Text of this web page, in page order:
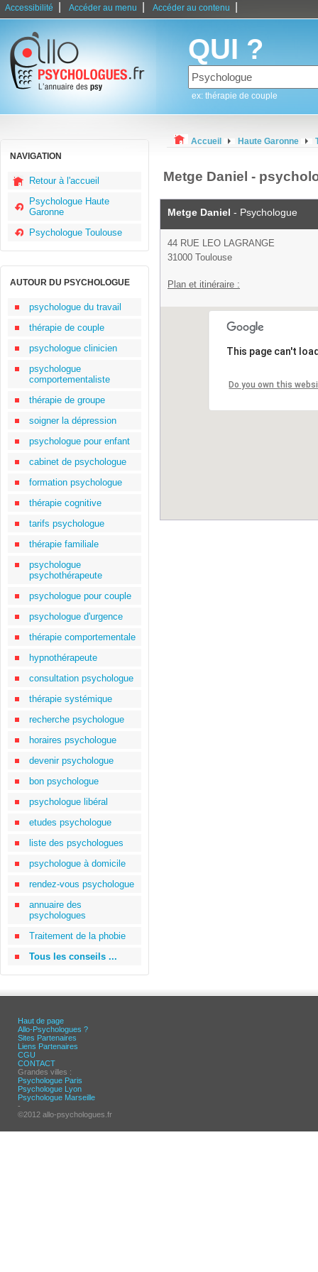
Accessibilité Accéder au menu Accéder au contenu
QUI ?
ex: thérapie de couple
NAVIGATION
Retour à l'accueil
Psychologue Haute
Garonne
Psychologue Toulouse
AUTOUR DU PSYCHOLOGUE
psychologue du travail
thérapie de couple
psychologue clinicien
psychologue
comportementaliste
thérapie de groupe
soigner la dépression
psychologue pour enfant
cabinet de psychologue
formation psychologue
thérapie cognitive
tarifs psychologue
thérapie familiale
psychologue
psychothérapeute
psychologue pour couple
psychologue d'urgence
thérapie comportementale
hypnothérapeute
consultation psychologue
thérapie systémique
recherche psychologue
horaires psychologue
devenir psychologue
bon psychologue
psychologue libéral
etudes psychologue
liste des psychologues
psychologue à domicile
rendez-vous psychologue
annuaire des
psychologues
Traitement de la phobie
Tous les conseils ...
Accueil Haute Garonne
Metge Daniel -
Metge Daniel - Psychologue
44 RUE LEO LAGRANGE
31000 Toulouse
Plan et itinéraire :
This page can't
Do you own this
Haut de page
Allo-Psychologues ?
Sites Partenaires
Liens Partenaires
CGU
CONTACT
Grandes villes :
Psychologue Paris
Psychologue Lyon
Psychologue Marseille
-
©2012 allo-psychologues.fr